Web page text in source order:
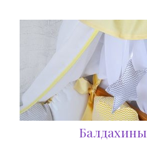
Балдахины